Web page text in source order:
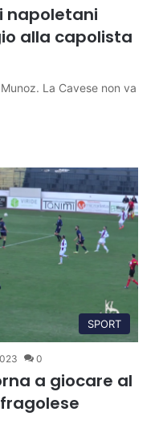
napoletani
alla capolista
La Cavese non va
SPORT
0
a giocare al